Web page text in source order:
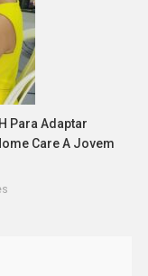
Para Adaptar
Care A Jovem